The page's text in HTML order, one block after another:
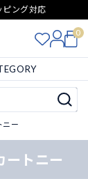
ング対応
0
ー
トニー